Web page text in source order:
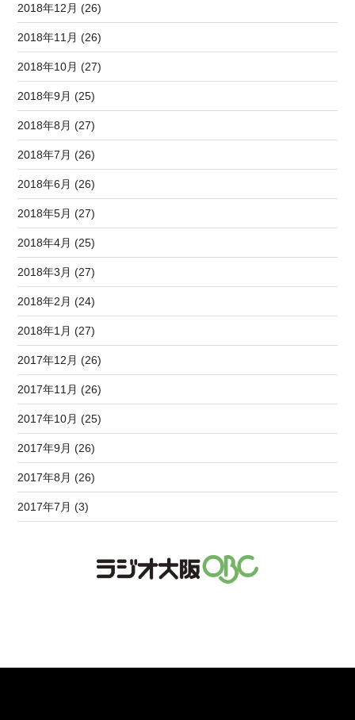
2018年12月 (26)
2018年11月 (26)
2018年10月 (27)
2018年9月 (25)
2018年8月 (27)
2018年7月 (26)
2018年6月 (26)
2018年5月 (27)
2018年4月 (25)
2018年3月 (27)
2018年2月 (24)
2018年1月 (27)
2017年12月 (26)
2017年11月 (26)
2017年10月 (25)
2017年9月 (26)
2017年8月 (26)
2017年7月 (3)